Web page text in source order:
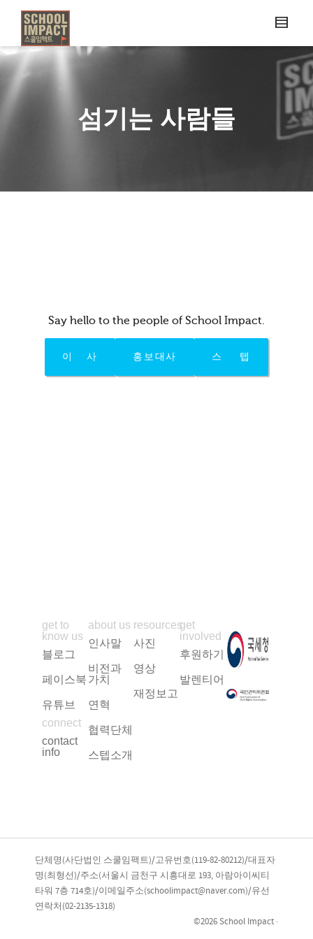
섬기는 사람들
Say hello to the people of School Impact.
이 사 홍보대사 스 텝
get to
know us
블로그
페이스북
유튜브
connect
contact
info
about us
인사말
비전과
가치
연혁
협력단체
스텝소개
resources
사진
영상
재정보고
get
involved
후원하기
발렌티어
단체명(사단법인 스쿨임팩트)/고유번호(119-82-80212)/대표자
명(최형선)/주소(서울시 금천구 시흥대로 193, 아람아이씨티
타워 7층 714호)/이메일주소(schoolimpact@naver.com)/유선
연락처(02-2135-1318)
©2026 School Impact ·